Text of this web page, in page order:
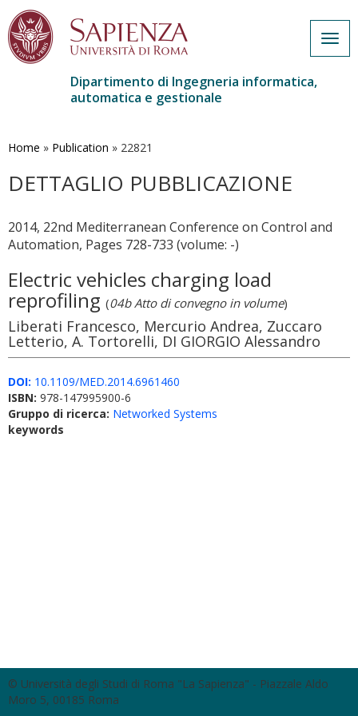
contenuto
Dipartimento di Ingegneria informatica,
automatica e gestionale
Home » Publication » 22821
DETTAGLIO PUBBLICAZIONE
2014, 22nd Mediterranean Conference on Control and
Automation, Pages 728-733 (volume: -)
Electric vehicles charging load
reprofiling (04b Atto di convegno in volume)
Liberati Francesco, Mercurio Andrea, Zuccaro
Letterio, A. Tortorelli, DI GIORGIO Alessandro
DOI: 10.1109/MED.2014.6961460
ISBN: 978-147995900-6
Gruppo di ricerca: Networked Systems
keywords
© Università degli Studi di Roma "La Sapienza" - Piazzale Aldo
Moro 5, 00185 Roma